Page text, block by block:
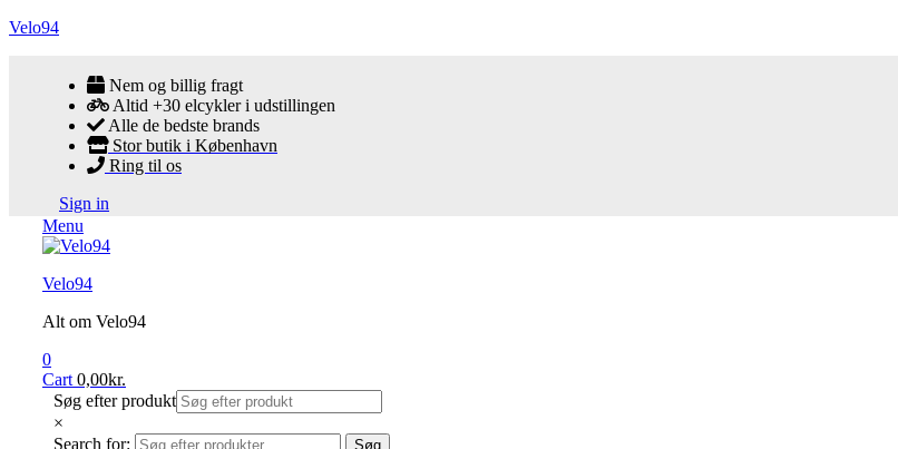
Velo94
Nem og billig fragt
Altid +30 elcykler i udstillingen
Alle de bedste brands
Stor butik i København
Ring til os
Sign in
Menu
Velo94
Alt om Velo94
0
Cart 0,00kr.
Søg efter produkt
×
Search for:
Søg